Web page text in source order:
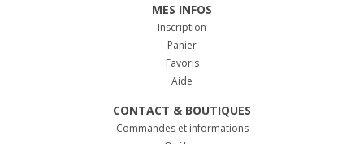
MES INFOS
Inscription
Panier
Favoris
Aide
CONTACT & BOUTIQUES
Commandes et informations